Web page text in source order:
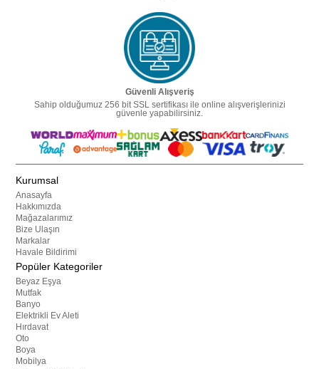
Güvenli Alışveriş
Sahip olduğumuz 256 bit SSL sertifikası ile online alışverişlerinizi
güvenle yapabilirsiniz.
Kurumsal
Anasayfa
Hakkımızda
Mağazalarımız
Bize Ulaşın
Markalar
Havale Bildirimi
Popüler Kategoriler
Beyaz Eşya
Mutfak
Banyo
Elektrikli Ev Aleti
Hırdavat
Oto
Boya
Mobilya